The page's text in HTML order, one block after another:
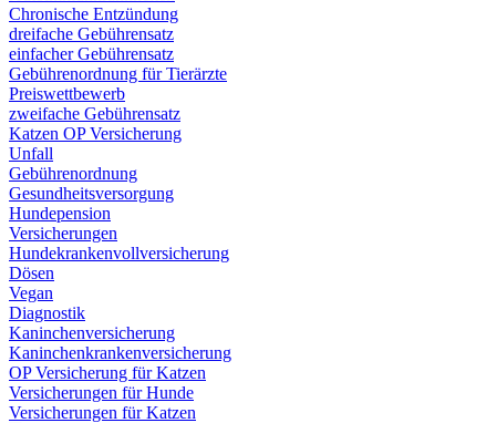
Chronische Entzündung
dreifache Gebührensatz
einfacher Gebührensatz
Gebührenordnung für Tierärzte
Preiswettbewerb
zweifache Gebührensatz
Katzen OP Versicherung
Unfall
Gebührenordnung
Gesundheitsversorgung
Hundepension
Versicherungen
Hundekrankenvollversicherung
Dösen
Vegan
Diagnostik
Kaninchenversicherung
Kaninchenkrankenversicherung
OP Versicherung für Katzen
Versicherungen für Hunde
Versicherungen für Katzen